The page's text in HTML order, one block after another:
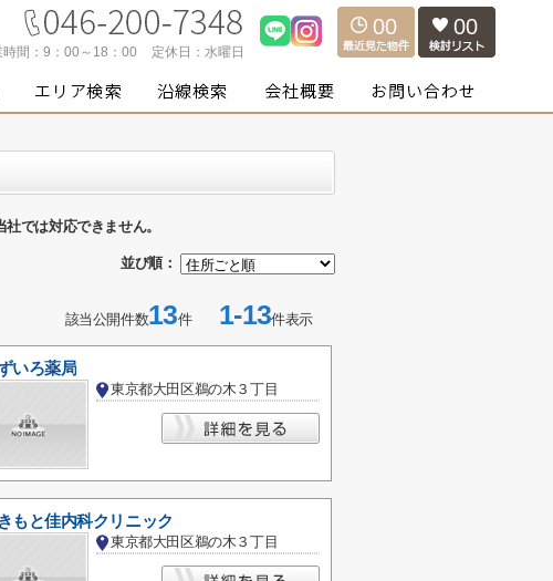
間： 9：00～18：00 定休日： 水曜日
00 00
では対応できません。
並び順：
該当公開件数13件1-13件表示
いろ薬局
東京都大田区鵜の木３丁目
もと佳内科クリニック
東京都大田区鵜の木３丁目